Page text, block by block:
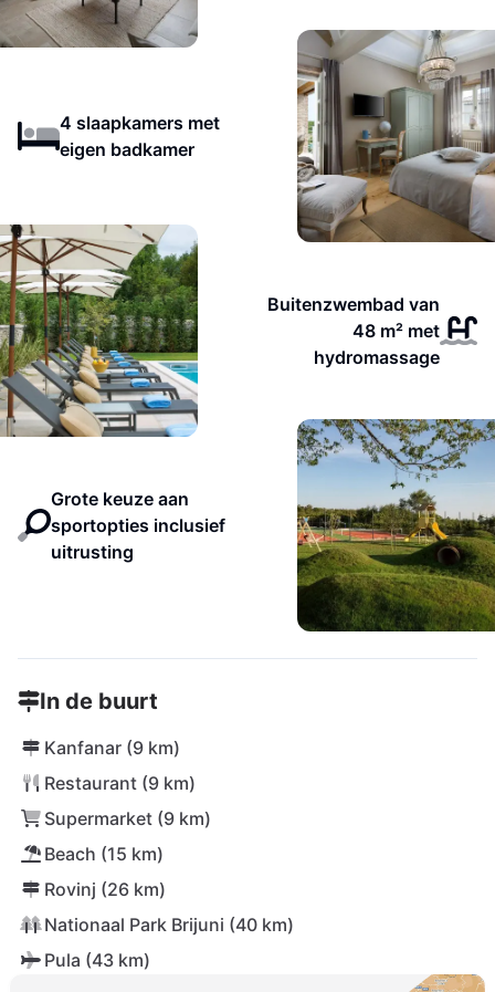
4 slaapkamers met
eigen badkamer
Buitenzwembad van
48 m² met
hydromassage
Grote keuze aan
sportopties inclusief
uitrusting
In de buurt
Kanfanar (9 km)
Restaurant (9 km)
Supermarket (9 km)
Beach (15 km)
Rovinj (26 km)
Nationaal Park Brijuni (40 km)
Pula (43 km)